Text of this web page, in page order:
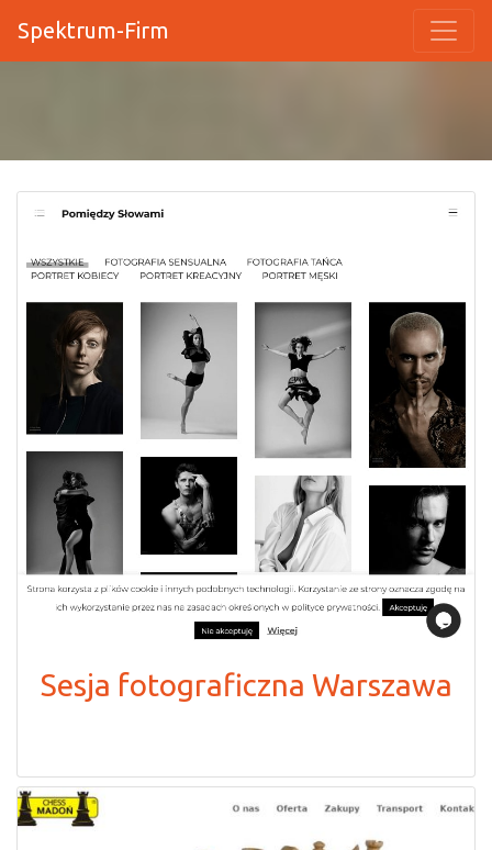
Spektrum-Firm
Sesja fotograficzna Warszawa